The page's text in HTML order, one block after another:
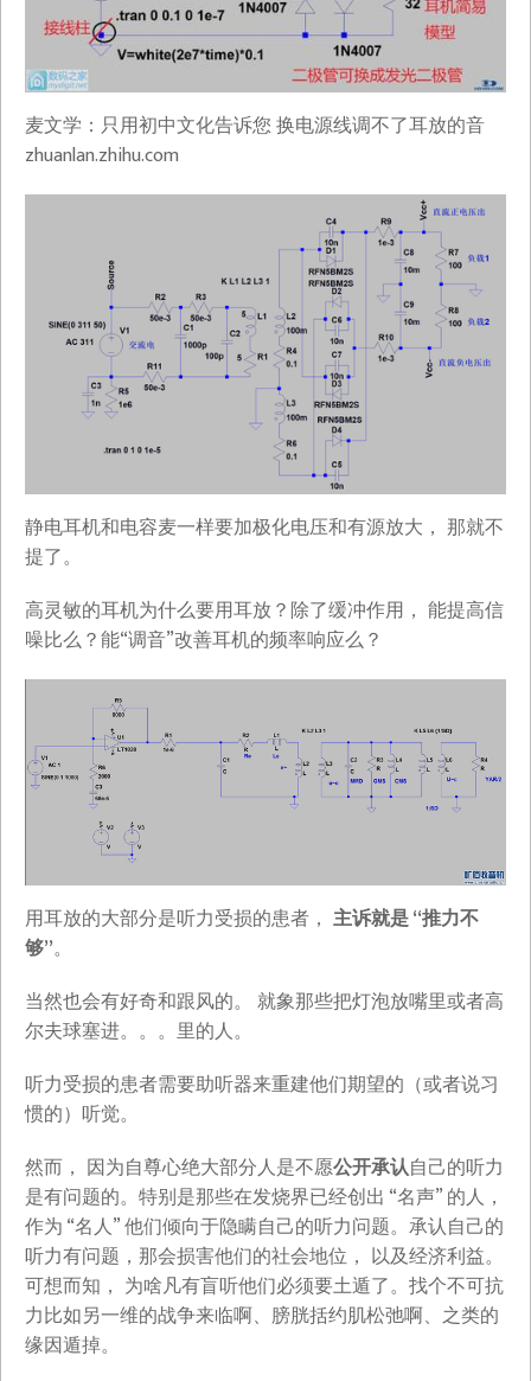
麦文学：只用初中文化告诉您 换电源线调不了耳放的音​
zhuanlan.zhihu.com
静电耳机和电容麦一样要加极化电压和有源放大， 那就不
提了。
高灵敏的耳机为什么要用耳放？除了缓冲作用， 能提高信
噪比么？能“调音”改善耳机的频率响应么？
用耳放的大部分是听力受损的患者， 主诉就是 “推力不
够”。
当然也会有好奇和跟风的。 就象那些把灯泡放嘴里或者高
尔夫球塞进。。。里的人。
听力受损的患者需要助听器来重建他们期望的（或者说习
惯的）听觉。
然而， 因为自尊心绝大部分人是不愿公开承认自己的听力
是有问题的。特别是那些在发烧界已经创出 “名声” 的人，
作为 “名人” 他们倾向于隐瞒自己的听力问题。承认自己的
听力有问题，那会损害他们的社会地位， 以及经济利益。
可想而知， 为啥凡有盲听他们必须要土遁了。找个不可抗
力比如另一维的战争来临啊、膀胱括约肌松弛啊、之类的
缘因遁掉。